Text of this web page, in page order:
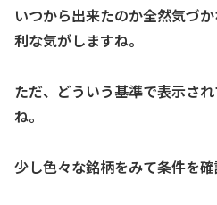
いつから出来たのか全然気づ
利な気がしますね。
ただ、どういう基準で表示さ
ね。
少し色々な銘柄をみて条件を確